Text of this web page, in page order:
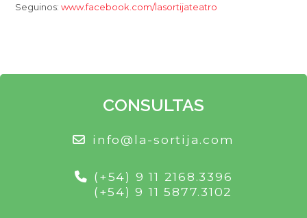
Seguinos:www.facebook.com/lasortijateatro
CONSULTAS
info@la-sortija.com
(+54) 9 11 2168.3396
(+54) 9 11 5877.3102